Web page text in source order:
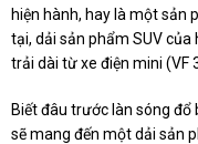
hiện hành, hay là một sản
tại, dải sản phẩm SUV
trải dài từ xe điện mini (VF
Biết đâu trước làn sóng đổ
sẽ mang đến một dải sản